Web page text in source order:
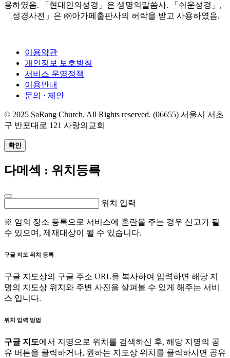
용하였음. 「현대인의성경」은 생명의말씀사. 「쉬운성경」,
「성경사전」은 ㈜아가페출판사의 허락을 받고 사용하였음.
이용약관
개인정보 보호방침
서비스 운영정책
이용안내
문의 · 제안
© 2025 SaRang Church. All Rights reserved. (06655) 서울시 서초
구 반포대로 121 사랑의교회
확인
다메섹 : 위치등록
위치 입력
※ 임의 장소 등록으로 서비스에 혼란을 주는 경우 신고가 될
수 있으며, 제재대상이 될 수 있습니다.
구글 지도 위치 등록
구글 지도상의 구글 주소 URL을 복사하여 입력하면 해당 지
명의 지도상 위치와 주변 사진을 살펴볼 수 있게 해주는 서비
스 입니다.
위치 입력 방법
구글 지도에서 지명으로 위치를 검색하신 후, 해당 지명의 공
유 버튼을 클릭하거나, 원하는 지도상 위치를 클릭하시면 공유